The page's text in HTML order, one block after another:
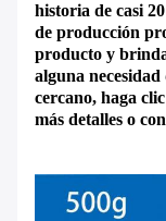
historia de casi
de producción
producto y
alguna
cercano, haga
más detalles o